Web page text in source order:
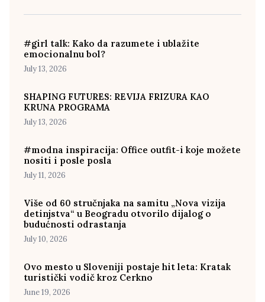
#girl talk: Kako da razumete i ublažite
emocionalnu bol?
July 13, 2026
SHAPING FUTURES: REVIJA FRIZURA KAO
KRUNA PROGRAMA
July 13, 2026
#modna inspiracija: Office outfit-i koje možete
nositi i posle posla
July 11, 2026
Više od 60 stručnjaka na samitu „Nova vizija
detinjstva“ u Beogradu otvorilo dijalog o
budućnosti odrastanja
July 10, 2026
Ovo mesto u Sloveniji postaje hit leta: Kratak
turistički vodič kroz Cerkno
June 19, 2026